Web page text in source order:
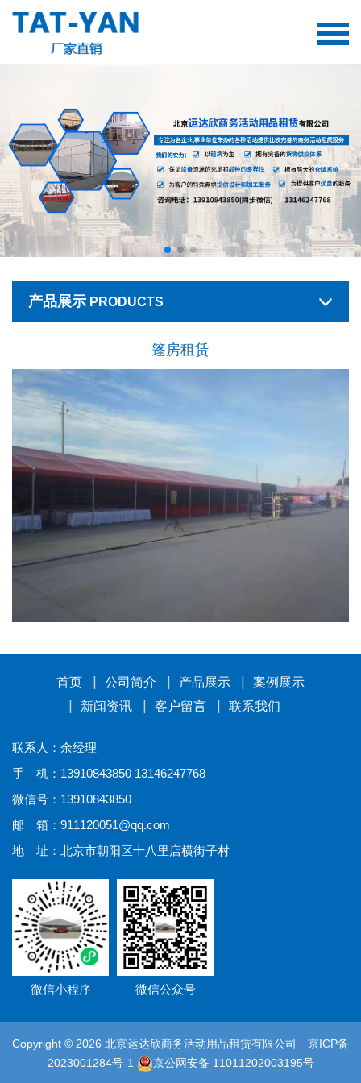
产品展示 PRODUCTS
篷房租赁
首页 公司简介 产品展示
案例展示
新闻资讯
客户留言 联系我们
联系人：余经理
手 机：13910843850 13146247768
微信号：13910843850
邮 箱：911120051@qq.com
地 址：北京市朝阳区十八里店横街子村
微信小程序 微信公众号
Copyright © 2026 北京运达欣商务活动用品租赁有限公司 京ICP备
2023001284号-1
京公网安备 11011202003195号